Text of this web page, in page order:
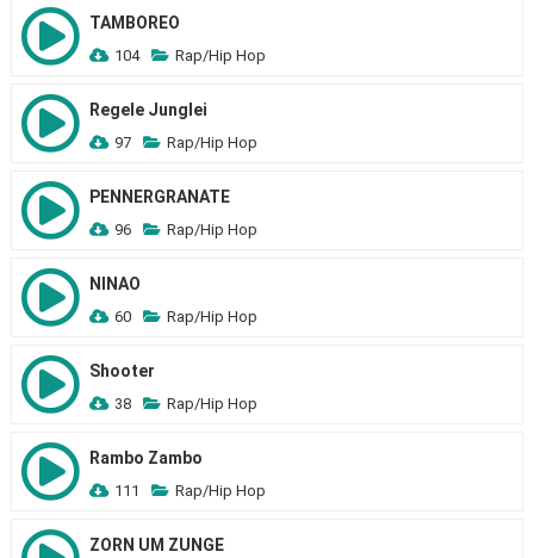
TAMBOREO
104 Rap/Hip Hop
Regele Junglei
97 Rap/Hip Hop
PENNERGRANATE
96 Rap/Hip Hop
NINAO
60 Rap/Hip Hop
Shooter
38 Rap/Hip Hop
Rambo Zambo
111 Rap/Hip Hop
ZORN UM ZUNGE